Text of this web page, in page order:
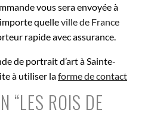
vous sera envoyée à
quelleville de France
rapide avec assurance.
de portrait d’art à Sainte-
à utiliser laforme de contact
“LES ROIS DE